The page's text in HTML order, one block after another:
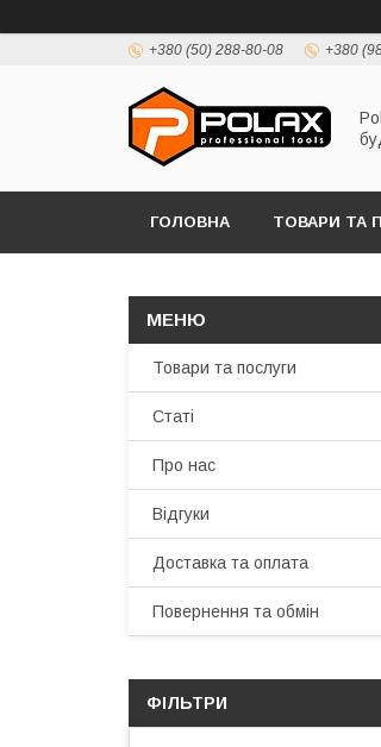
+380 (50) 288-80-08 +380
ГОЛОВНА ТОВАРИ ТА
Товари та послуги
Статі
Про нас
Відгуки
Доставка та оплата
Повернення та обмін
ФІЛЬТРИ